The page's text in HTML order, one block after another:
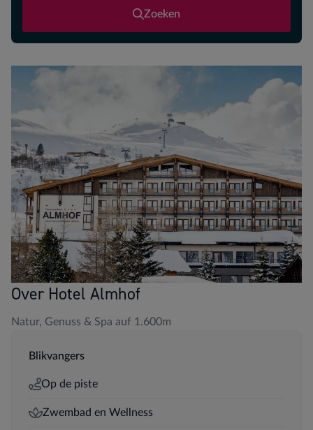
Zoeken
Over Hotel Almhof
Natur, Genuss & Spa auf 1.600m
Blikvangers
Op de piste
Zwembad en Wellness